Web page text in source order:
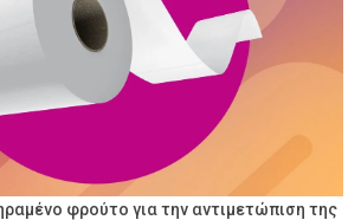
φρούτο για την αντιμετώπιση της